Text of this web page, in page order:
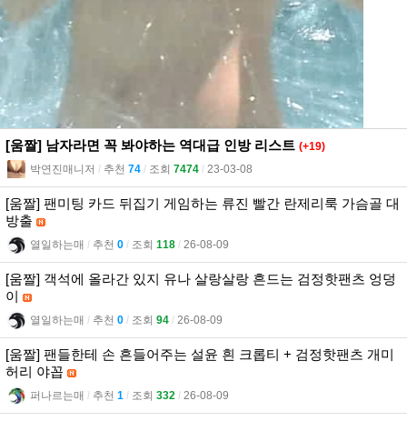
[움짤] 남자라면 꼭 봐야하는 역대급 인방 리스트 (+19)
박연진매니저 l 추천 74 l 조회 7474 l 23-03-08
[움짤] 팬미팅 카드 뒤집기 게임하는 류진 빨간 란제리룩 가슴골 대
방출
열일하는매 l 추천 0 l 조회 118 l 26-08-09
[움짤] 객석에 올라간 있지 유나 살랑살랑 흔드는 검정핫팬츠 엉덩
이
열일하는매 l 추천 0 l 조회 94 l 26-08-09
[움짤] 팬들한테 손 흔들어주는 설윤 흰 크롭티 + 검정핫팬츠 개미
허리 야꼽
퍼나르는매 l 추천 1 l 조회 332 l 26-08-09